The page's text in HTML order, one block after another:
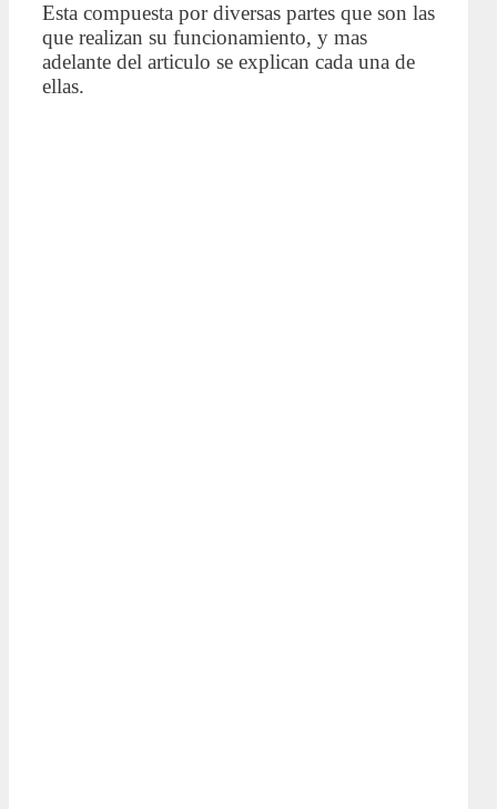
Esta compuesta por diversas partes que son las
que realizan su funcionamiento, y mas
adelante del articulo se explican cada una de
ellas.